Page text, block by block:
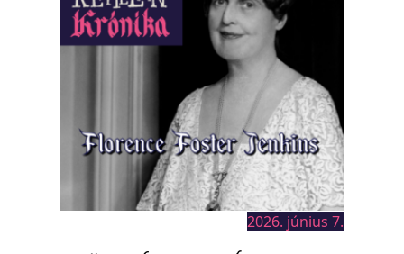
2026. június 7.